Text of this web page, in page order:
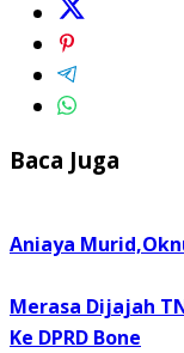
Baca Juga
Aniaya
Merasa Dijajah
Ke DPRD Bone